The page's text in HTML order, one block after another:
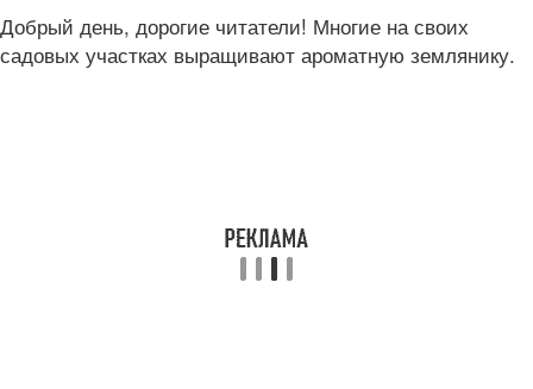
Добрый день, дорогие читатели! Многие на своих
садовых участках выращивают ароматную землянику.